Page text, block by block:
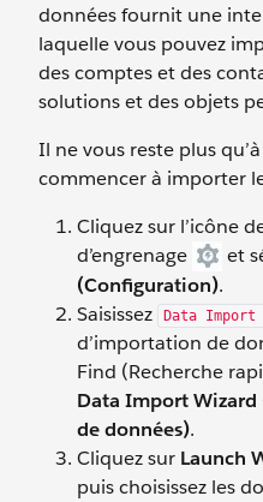
données fournit une
laquelle vous pouvez
des comptes et des
solutions et des objets
Il ne vous reste plus
commencer à importer
Cliquez sur l’icône
d’engrenage
et
(Configuration).
Saisissez
Data Import
d’importation de
Find (Recherche
Data Import
de données).
Cliquez sur Launch
puis choisissez les